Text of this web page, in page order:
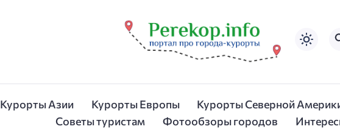
Курорты Азии Курорты Европы Курорты Северной
Советы туристам
Фотообзоры городов